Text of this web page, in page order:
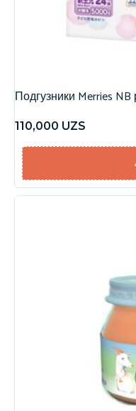
Подгузники Merries
110,000 UZS